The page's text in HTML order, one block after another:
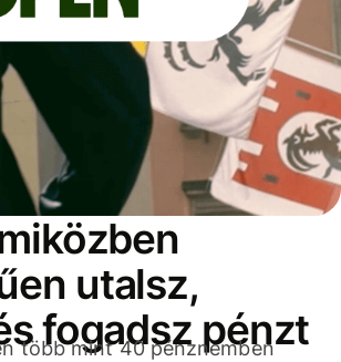
utalsz,
fogadsz pénzt
több mint 40 pénznemben